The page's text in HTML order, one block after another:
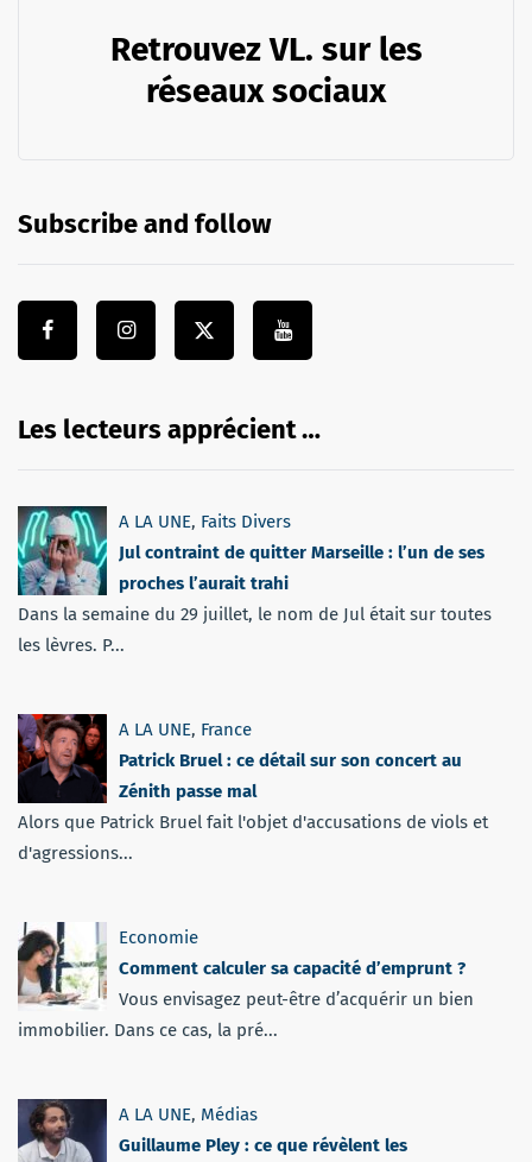
Retrouvez VL. sur les
réseaux sociaux
Subscribe and follow
Les lecteurs apprécient …
A LA UNE, Faits Divers
Jul contraint de quitter Marseille : l’un de ses
proches l’aurait trahi
Dans la semaine du 29 juillet, le nom de Jul était sur toutes
les lèvres. P...
A LA UNE, France
Patrick Bruel : ce détail sur son concert au
Zénith passe mal
Alors que Patrick Bruel fait l'objet d'accusations de viols et
d'agressions...
Economie
Comment calculer sa capacité d’emprunt ?
Vous envisagez peut-être d’acquérir un bien
immobilier. Dans ce cas, la pré...
A LA UNE, Médias
Guillaume Pley : ce que révèlent les